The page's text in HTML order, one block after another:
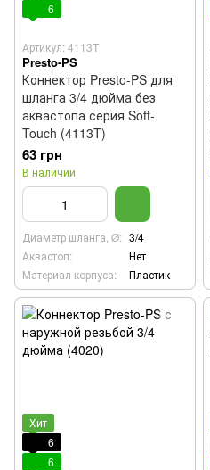
6
Артикул: 4113T
Presto-PS
Коннектор Presto-PS для
шланга 3/4 дюйма без
аквастопа серия Soft-
Touch (4113T)
63 грн
В наличии
Диаметр шланга, Ø: 3/4
Аквастоп:
Нет
Материал корпуса:
Пластик
Хит
6
6